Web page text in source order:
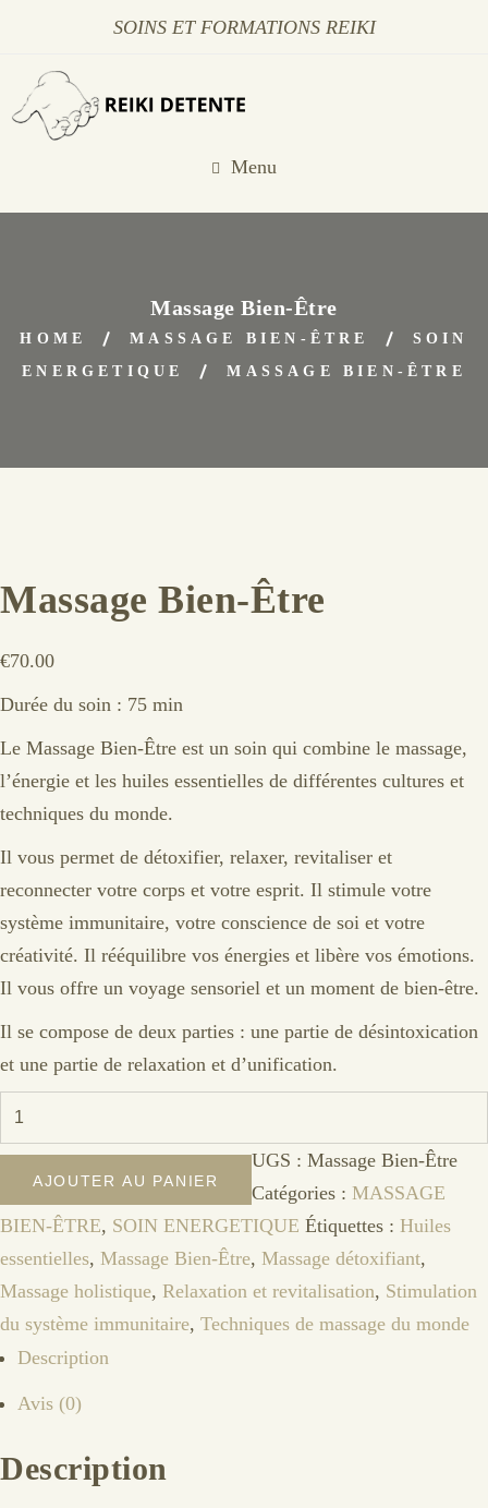
SOINS ET FORMATIONS REIKI
Menu
Massage Bien-Être
HOME MASSAGE BIEN-ÊTRE
SOIN
ENERGETIQUE
MASSAGE BIEN-ÊTRE
Massage Bien-Être
€70.00
Durée du soin : 75 min
Le Massage Bien-Être est un soin qui combine le massage,
l’énergie et les huiles essentielles de différentes cultures et
techniques du monde.
Il vous permet de détoxifier, relaxer, revitaliser et
reconnecter votre corps et votre esprit. Il stimule votre
système immunitaire, votre conscience de soi et votre
créativité. Il rééquilibre vos énergies et libère vos émotions.
Il vous offre un voyage sensoriel et un moment de bien-être.
Il se compose de deux parties : une partie de désintoxication
et une partie de relaxation et d’unification.
quantité
de
Massage
Bien-
Être
AJOUTER AU PANIER
UGS : Massage Bien-Être
Catégories : MASSAGE
BIEN-ÊTRE, SOIN ENERGETIQUE Étiquettes : Huiles
essentielles, Massage Bien-Être, Massage détoxifiant,
Massage holistique, Relaxation et revitalisation, Stimulation
du système immunitaire, Techniques de massage du monde
Description
Avis (0)
Description